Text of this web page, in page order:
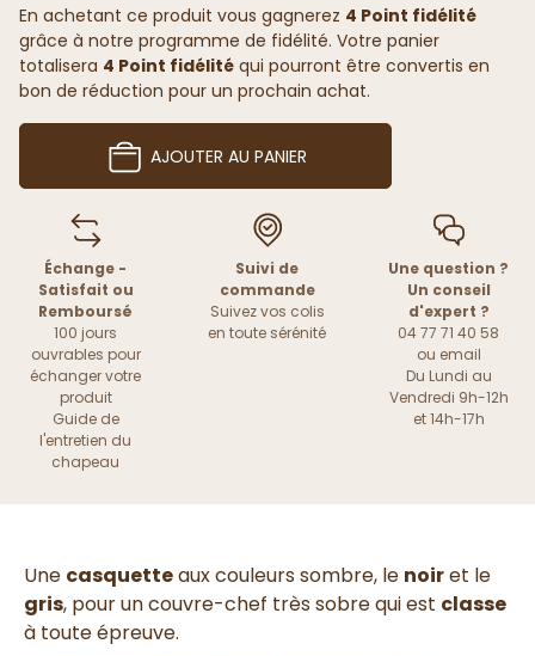
En achetant ce produit vous gagnerez 4 Point fidélité
grâce à notre programme de fidélité. Votre panier
totalisera 4 Point fidélité qui pourront être convertis en
bon de réduction pour un prochain achat.
AJOUTER AU PANIER
Échange -
Satisfait ou
Remboursé
100 jours
ouvrables pour
échanger votre
produit
Guide de
l'entretien du
chapeau
Suivi de
commande
Suivez vos colis
en toute sérénité
Une question ?
Un conseil
d'expert ?
04 77 71 40 58
ou email
Du Lundi au
Vendredi 9h-12h
et 14h-17h
Une casquetteaux couleurs sombre, le noiret le
gris, pour un couvre-chef très sobre qui est classe
à toute épreuve.